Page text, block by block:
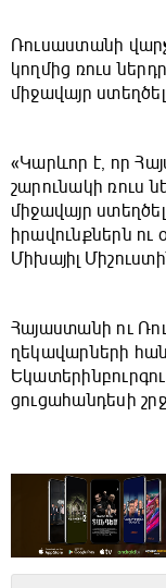
Ռուսաստանի
կողմից ռուս
միջավայր
«Կարևոր է, որ
շարունակի ռուս
միջավայր
իրավունքներն ու
Միխայիլ
Հայաստանի ու
ղեկավարների
ցուցահանդեսի